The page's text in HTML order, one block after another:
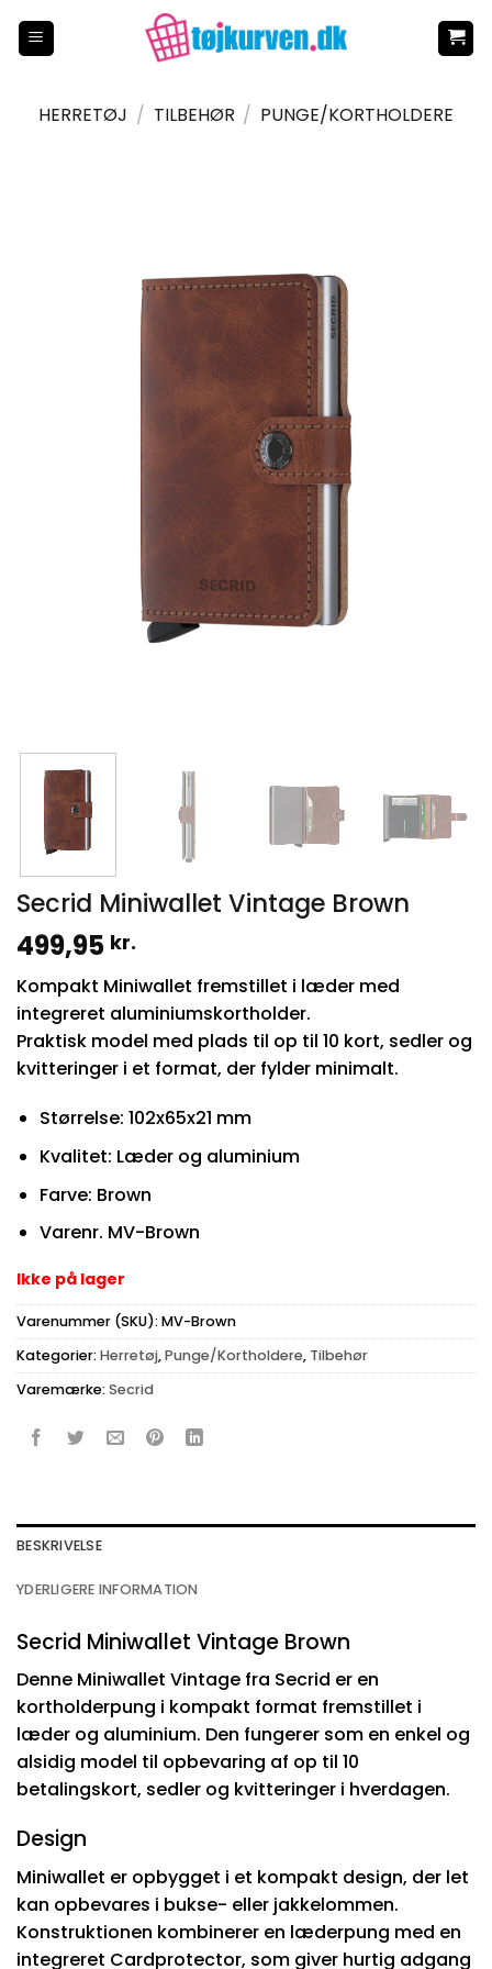
HERRETØJ / TILBEHØR / PUNGE/KORTHOLDERE
Secrid Miniwallet Vintage Brown
499,95 kr.
Kompakt Miniwallet fremstillet i læder med
integreret aluminiumskortholder.
Praktisk model med plads til op til 10 kort, sedler og
kvitteringer i et format, der fylder minimalt.
Størrelse: 102x65x21 mm
Kvalitet: Læder og aluminium
Farve: Brown
Varenr. MV-Brown
Ikke på lager
Varenummer (SKU): MV-Brown
Kategorier: Herretøj,Punge/Kortholdere, Tilbehør
Varemærke: Secrid
BESKRIVELSE
YDERLIGERE INFORMATION
Secrid Miniwallet Vintage Brown
Denne Miniwallet Vintage fra Secrid er en
kortholderpung i kompakt format fremstillet i
læder og aluminium. Den fungerer som en enkel og
alsidig model til opbevaring af op til 10
betalingskort, sedler og kvitteringer i hverdagen.
Design
Miniwallet er opbygget i et kompakt design, der let
kan opbevares i bukse- eller jakkelommen.
Konstruktionen kombinerer en læderpung med en
integreret Cardprotector, som giver hurtig adgang